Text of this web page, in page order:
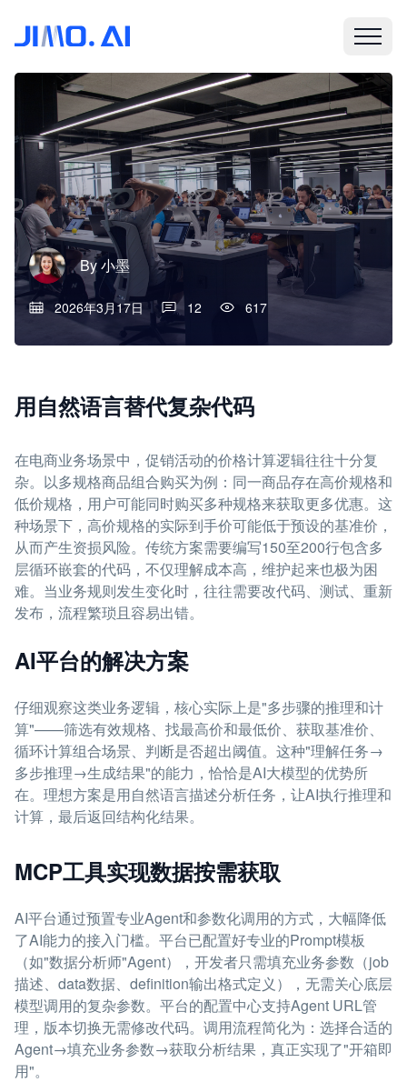
By小墨
2026年3月17日 12 617
用自然语言替代复杂代码
在电商业务场景中，促销活动的价格计算逻辑往往十分复
杂。以多规格商品组合购买为例：同一商品存在高价规格和
低价规格，用户可能同时购买多种规格来获取更多优惠。这
种场景下，高价规格的实际到手价可能低于预设的基准价，
从而产生资损风险。传统方案需要编写150至200行包含多
层循环嵌套的代码，不仅理解成本高，维护起来也极为困
难。当业务规则发生变化时，往往需要改代码、测试、重新
发布，流程繁琐且容易出错。
AI平台的解决方案
仔细观察这类业务逻辑，核心实际上是"多步骤的推理和计
算"——筛选有效规格、找最高价和最低价、获取基准价、
循环计算组合场景、判断是否超出阈值。这种"理解任务→
多步推理→生成结果"的能力，恰恰是AI大模型的优势所
在。理想方案是用自然语言描述分析任务，让AI执行推理和
计算，最后返回结构化结果。
MCP工具实现数据按需获取
AI平台通过预置专业Agent和参数化调用的方式，大幅降低
了AI能力的接入门槛。平台已配置好专业的Prompt模板
（如"数据分析师"Agent），开发者只需填充业务参数（job
描述、data数据、definition输出格式定义），无需关心底层
模型调用的复杂参数。平台的配置中心支持Agent URL管
理，版本切换无需修改代码。调用流程简化为：选择合适的
Agent→填充业务参数→获取分析结果，真正实现了"开箱即
用"。